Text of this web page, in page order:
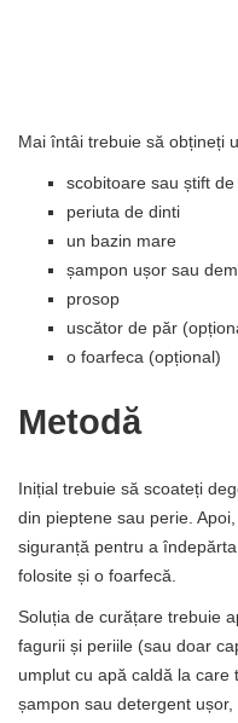
Mai întâi trebuie să obțineți
scobitoare sau știft
periuta de dinti
un bazin mare
șampon ușor sau
prosop
uscător de păr
o foarfeca (opțional)
Metodă
Inițial trebuie să scoateți
din pieptene sau perie.
siguranță pentru a
folosite și o foarfecă.
Soluția de curățare trebuie
fagurii și periile (sau doar
umplut cu apă caldă la
șampon sau detergent